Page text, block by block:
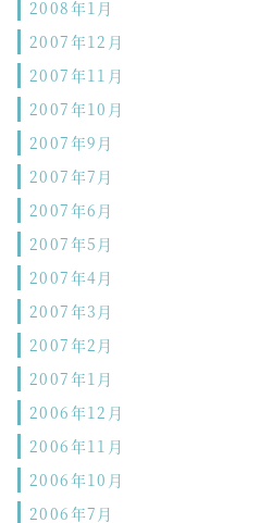
2008年1月
2007年12月
2007年11月
2007年10月
2007年9月
2007年7月
2007年6月
2007年5月
2007年4月
2007年3月
2007年2月
2007年1月
2006年12月
2006年11月
2006年10月
2006年7月